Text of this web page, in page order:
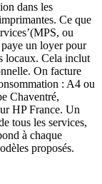
dans les
Ce que
ou
un loyer pour
locaux. Cela inclut
On facture
: A4 ou
Chaventré,
HP France. Un
tous les services,
à chaque
proposés.